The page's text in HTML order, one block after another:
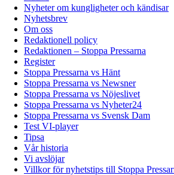
Nyheter om kungligheter och kändisar
Nyhetsbrev
Om oss
Redaktionell policy
Redaktionen – Stoppa Pressarna
Register
Stoppa Pressarna vs Hänt
Stoppa Pressarna vs Newsner
Stoppa Pressarna vs Nöjeslivet
Stoppa Pressarna vs Nyheter24
Stoppa Pressarna vs Svensk Dam
Test VI-player
Tipsa
Vår historia
Vi avslöjar
Villkor för nyhetstips till Stoppa